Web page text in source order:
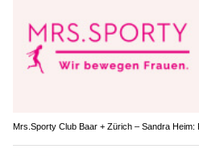
Mrs.Sporty Club Baar + Zürich – Sandra Heim: